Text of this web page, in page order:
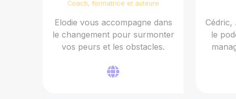
Coach, formatrice et auteure
Elodie vous accompagne dans
le changement pour surmonter
vos peurs et les obstacles.
Cédric,
le